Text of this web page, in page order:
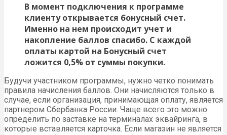
В момент подключения к программе
клиенту открывается бонусный счет.
Именно на нем происходит учет и
накопление баллов спасибо. С каждой
оплаты картой на Бонусный счет
ложится 0,5% от суммы покупки.
Будучи участником программы, нужно четко понимать
правила начисления баллов. Они начисляются только в
случае, если организация, принимающая оплату, является
партнером Сбербанка России. Чаще всего это можно
определить по заставке на терминалах эквайринга, в
которые вставляется карточка. Если магазин не является